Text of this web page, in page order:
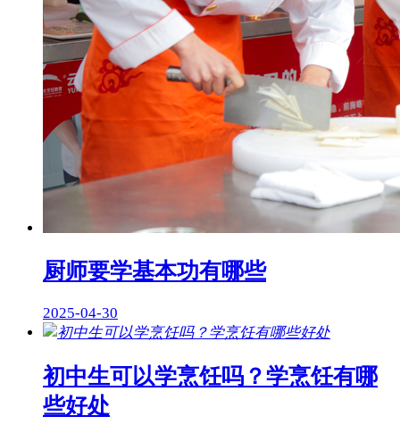
厨师要学基本功有哪些
2025-04-30
初中生可以学烹饪吗？学烹饪有哪
些好处